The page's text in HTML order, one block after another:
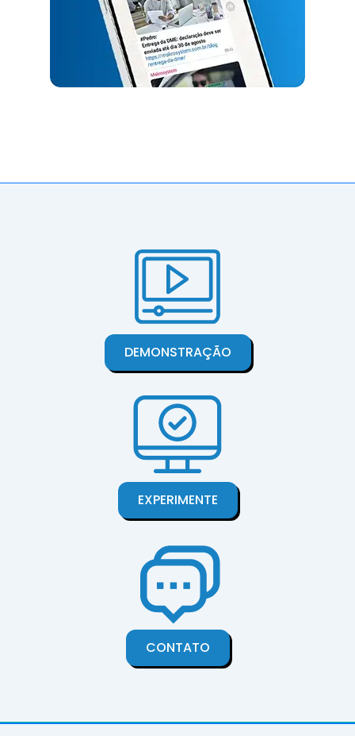
DEMONSTRAÇÃO
EXPERIMENTE
CONTATO